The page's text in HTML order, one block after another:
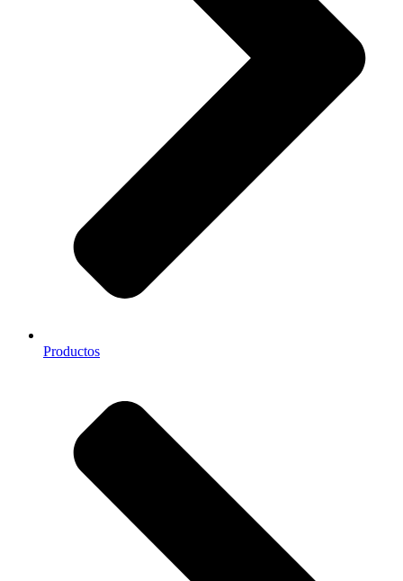
Productos